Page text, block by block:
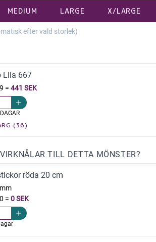
MEDIUM LARGE X/LARGE
efter vald storlek)
Lila 667
= 441 SEK
(36)
TILL DETTA MÖNSTER?
röda 20 cm
= 0 SEK